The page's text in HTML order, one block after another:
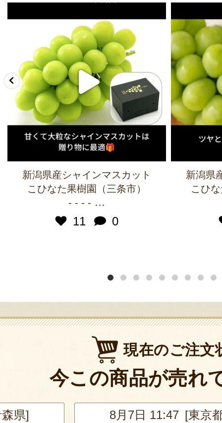
新潟県産シャインマスカット
こひなた果樹園（三条市）
- - - - ...
11
0
新潟県
こひ
現在のご注文
今この商品が売れ
県] 8月7日 11:47 [東京